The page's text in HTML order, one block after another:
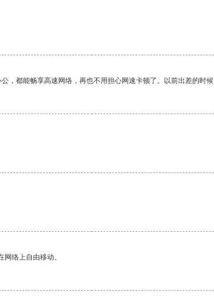
，都能畅享高速网络，再也不用担心网速卡顿了。以前出差的时
络上自由移动。